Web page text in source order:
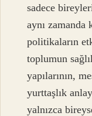
sadece
aynı
politikaların
toplumun
yapılarının,
yurttaşlık
yalnızca